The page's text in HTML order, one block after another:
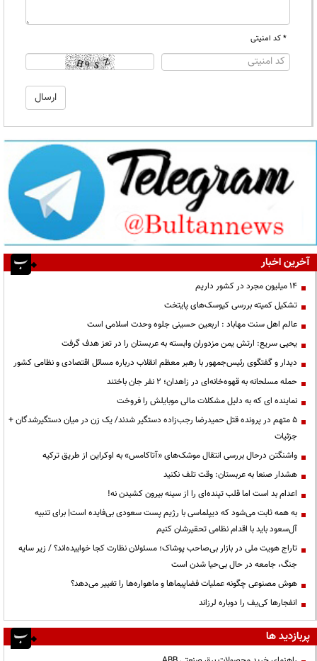
* کد امنیتی
آخرین اخبار
۱۴ میلیون مجرد در کشور داریم
تشکیل کمیته بررسی کیوسک‌های پایتخت
عالم اهل سنت مهاباد : اربعین حسینی جلوه وحدت اسلامی است
یحیی سریع: ارتش یمن مزدوران وابسته به عربستان را در تعز هدف گرفت
دیدار و گفتگوی رئیس‌جمهور با رهبر معظم انقلاب درباره مسائل اقتصادی و نظامی کشور
حمله مسلحانه به قهوه‌خانه‌ای در زاهدان؛ ۲ نفر جان باختند
نماینده ای که به دلیل مشکلات مالی موبایلش را فروخت
۵ متهم در پرونده قتل حمیدرضا رجب‌زاده دستگیر شدند/ یک زن در میان دستگیرشدگان +
جزئیات
واشنگتن درحال بررسی انتقال موشک‌های «آتاکامس» به اوکراین از طریق ترکیه
هشدار صنعا به عربستان: وقت تلف نکنید
اعدام بد است اما قلب تپنده‌ای را از سینه بیرون کشیدن نه!
به همه ثابت می‌شود که دیپلماسی با رژیم پست سعودی بی‌فایده است| برای تنبیه
آل‌سعود باید با اقدام نظامی تحقیرشان کنیم
تاراج هویت ملی در بازار بی‌صاحب پوشاک؛ مسئولان نظارت کجا خوابیده‌اند؟ / زیر سایه
جنگ، جامعه در حال بی‌حیا شدن است
هوش مصنوعی چگونه عملیات فضاپیماها و ماهواره‌ها را تغییر می‌دهد؟
انفجارها کی‌یف را دوباره لرزاند
پربازدید ها